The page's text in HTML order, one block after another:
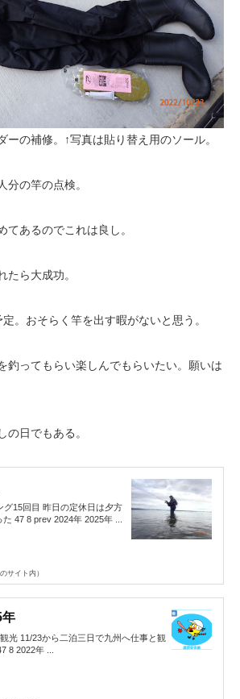
ーの補修。↑写真は貼り替え用のソール。
分の竿の点検。
てあるのでこれは良し。
たら大成功。
。おそらく竿を出す暇がないと思う。
釣ってもらい楽しんでもらいたい。願いは
の日でもある。
グ15回目 昨日の定休日は夕方
47 8 prev 2024年 2025年 ...
サイト内）
年
光 11/23から二泊三日で九州へ仕事と観
8 2022年 ...